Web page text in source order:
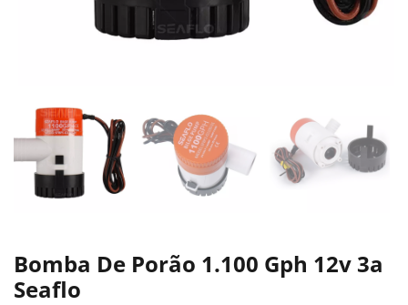
Bomba De Porão 1.100 Gph 12v 3a
Seaflo